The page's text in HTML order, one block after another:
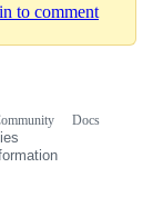
to comment
Docs